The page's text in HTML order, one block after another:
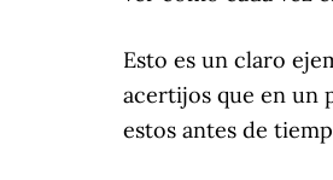
Esto es un claro
acertijos que en un
estos antes de